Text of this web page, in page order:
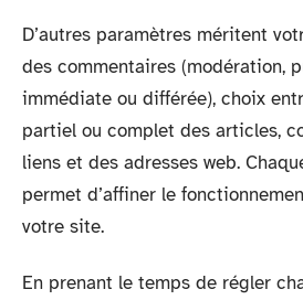
D’autres paramètres méritent
des commentaires (modération,
immédiate ou différée), choix
partiel ou complet des articles,
liens et des adresses web.
permet d’affiner le
votre site.
En prenant le temps de régler